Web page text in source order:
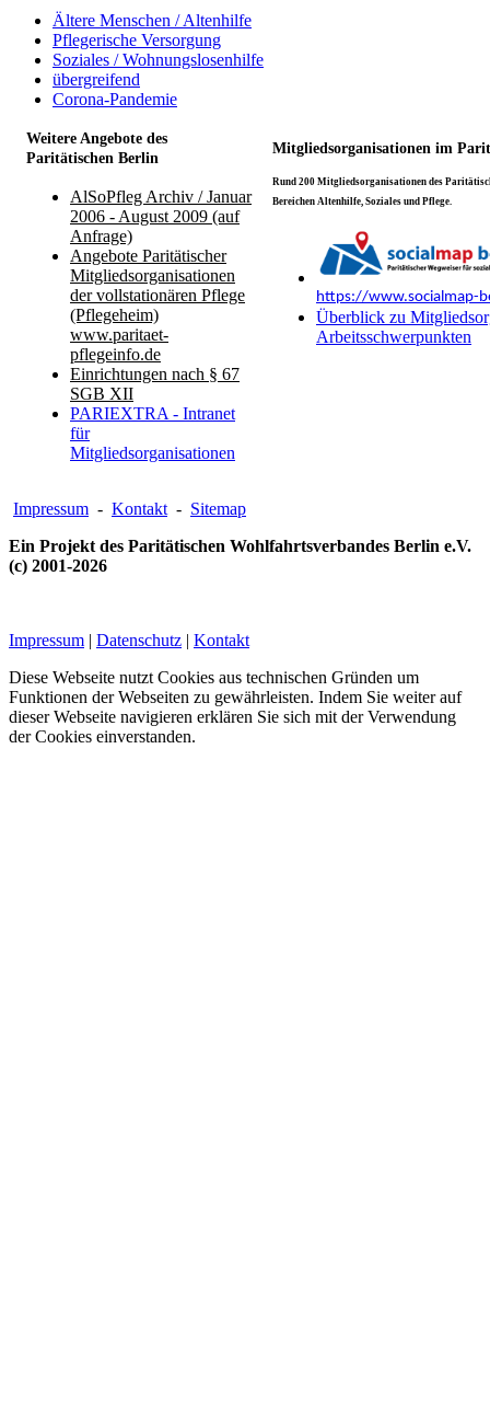
Ältere Menschen / Altenhilfe
Pflegerische Versorgung
Soziales / Wohnungslosenhilfe
übergreifend
Corona-Pandemie
Weitere Angebote des
Paritätischen Berlin
Mitgliedsorganisationen im
AlSoPfleg Archiv / Januar
2006 - August 2009 (auf
Anfrage)
Angebote Paritätischer
Mitgliedsorganisationen
der vollstationären Pflege
(Pflegeheim)
www.paritaet-
pflegeinfo.de
Einrichtungen nach § 67
SGB XII
PARIEXTRA - Intranet
für
Mitgliedsorganisationen
Rund 200 Mitgliedsorganisationen des
Bereichen Altenhilfe, Soziales und Pflege.
https://www.socialmap-
Überblick zu
Arbeitsschwerpunkten
Impressum - Kontakt - Sitemap
Ein Projekt des Paritätischen Wohlfahrtsverbandes Berlin e.V.
(c) 2001-2026
Impressum | Datenschutz | Kontakt
Diese Webseite nutzt Cookies aus technischen Gründen um
Funktionen der Webseiten zu gewährleisten. Indem Sie weiter auf
dieser Webseite navigieren erklären Sie sich mit der Verwendung
der Cookies einverstanden.